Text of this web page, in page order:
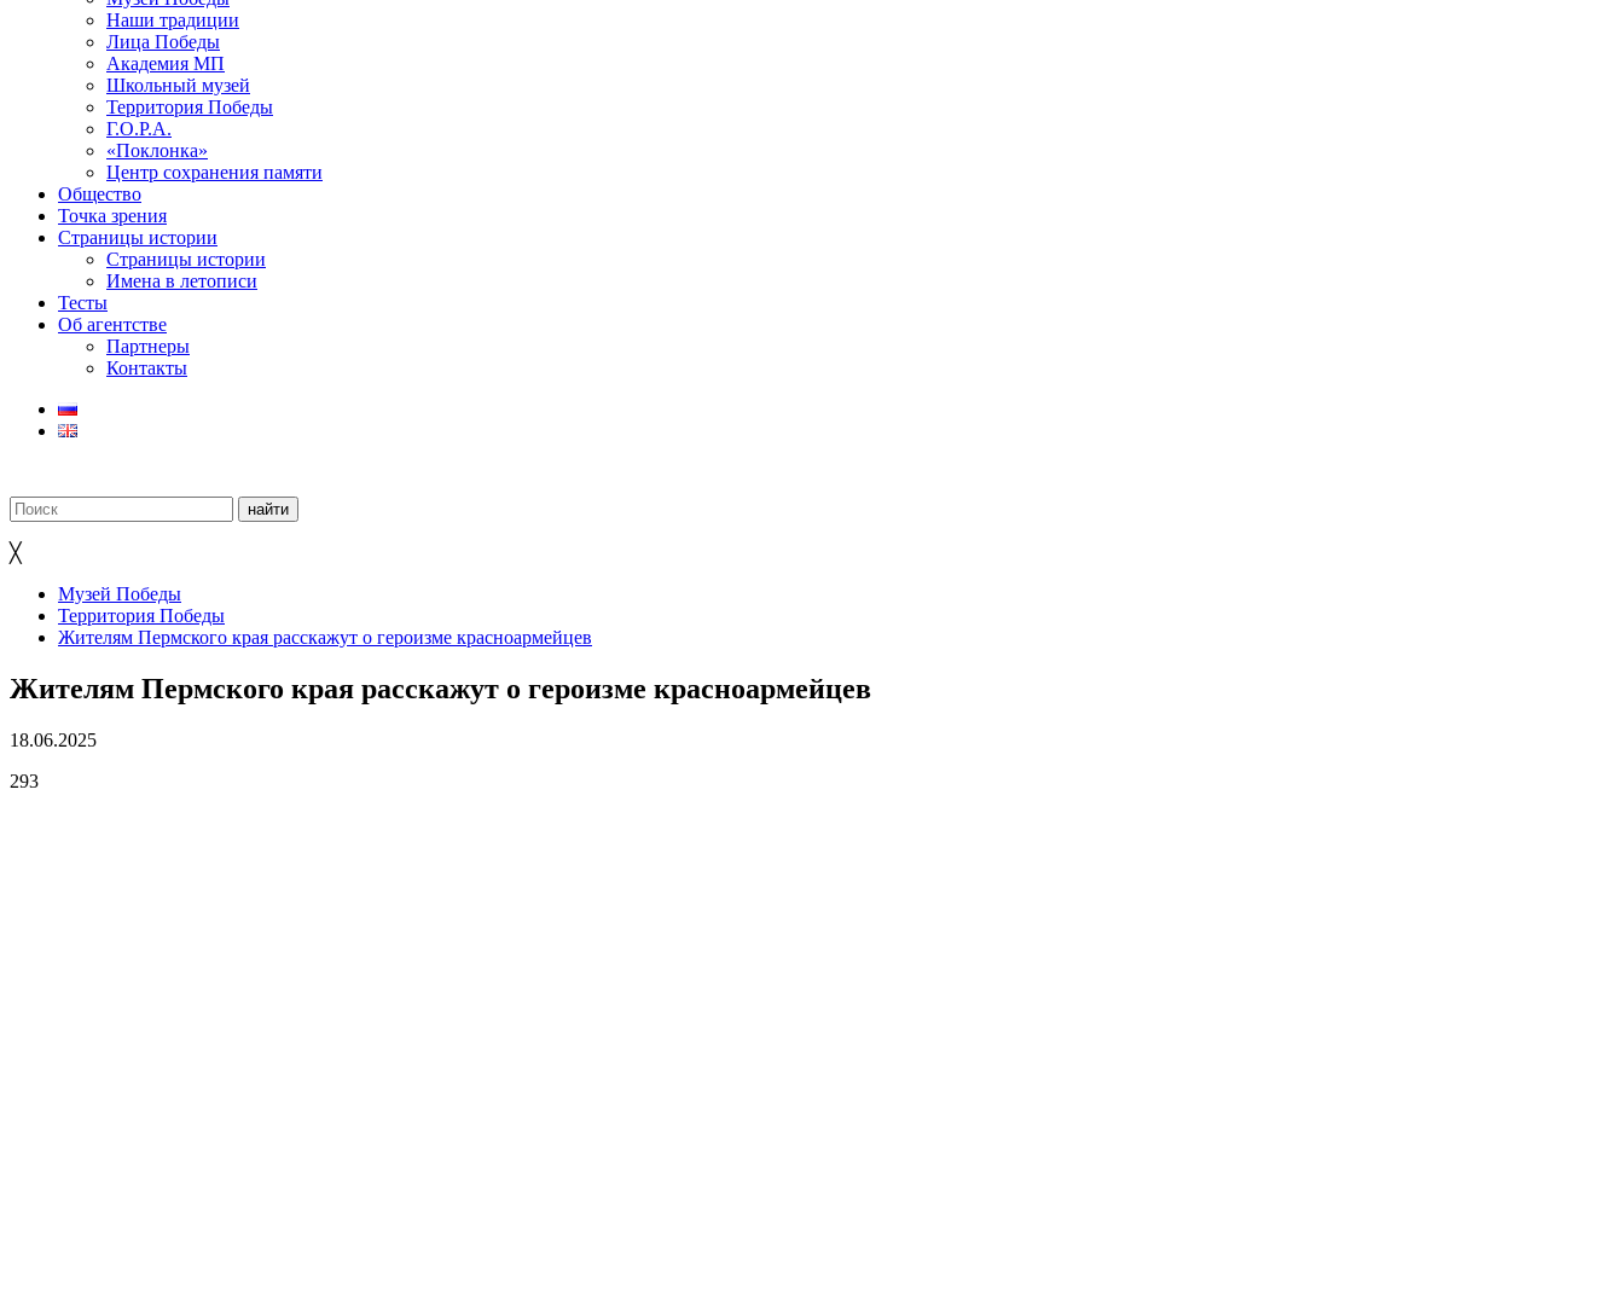
Наши традиции
Лица Победы
Академия МП
Школьный музей
Территория Победы
Г.О.Р.А.
«Поклонка»
Центр сохранения памяти
Общество
Точка зрения
Страницы истории
Страницы истории
Имена в летописи
Тесты
Об агентстве
Партнеры
Контакты
╳
Музей Победы
Территория Победы
Жителям Пермского края расскажут о героизме красноармейцев
Жителям Пермского края расскажут о героизме красноармейцев
18.06.2025
293